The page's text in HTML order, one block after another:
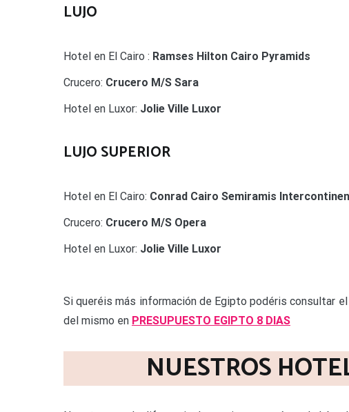
LUJO
Hotel en El Cairo : Ramses Hilton Cairo Pyramids
Crucero: Crucero M/S Sara
Hotel en Luxor: Jolie Ville Luxor
LUJO SUPERIOR
Hotel en El Cairo: Conrad Cairo Semiramis
Crucero: Crucero M/S Opera
Hotel en Luxor: Jolie Ville Luxor
Si queréis más información de Egipto podéris consultar
del mismo en PRESUPUESTO EGIPTO 8 DIAS
NUESTROS